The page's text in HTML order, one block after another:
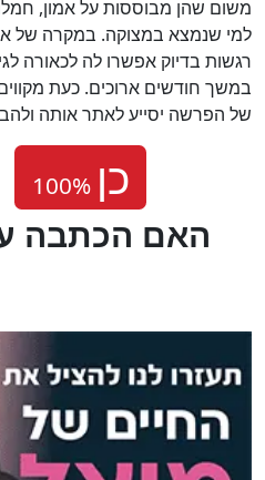
משום שהן מבוססות על אמון,
למי שנמצא במצוקה. במקרה של
רגשות בדיוק אפשרו לה לכאורה
של הפרשה יסייע לאתר אותה
?האם הכתבה